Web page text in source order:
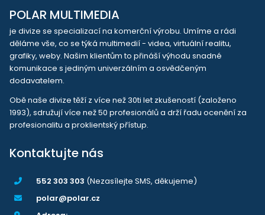
POLAR MULTIMEDIA
je divize se specializací na komerční výrobu. Umíme a rádi
děláme vše, co se týká multimedií - videa, virtuální realitu,
grafiky, weby. Našim klientům to přináší výhodu snadné
komunikace s jediným univerzálním a osvědčeným
dodavatelem.
Obě naše divize těží z více než 30ti let zkušeností (založeno
1993), sdružují více než 50 profesionálů a drží řadu ocenění za
profesionalitu a proklientský přístup.
Kontaktujte nás
552 303 303 (Nezasílejte SMS, děkujeme)
polar@polar.cz